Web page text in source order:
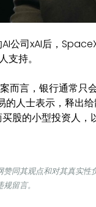
公司xAI后，
持。
而言，银行通常只
人士表示，释出
的小型投资人，
同其观点和对其真实
留言。